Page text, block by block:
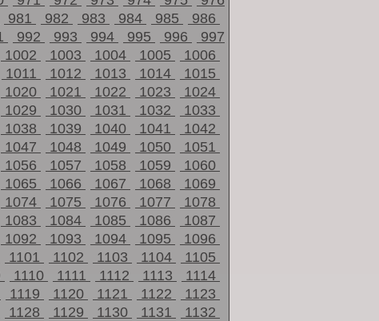
981 982 983 984 985
986
992 993 994 995 996
997
1002 1003 1004 1005
1006
1011 1012 1013 1014
1015
1020 1021 1022 1023
1024
1029 1030 1031 1032
1033
1038 1039 1040 1041
1042
1047 1048 1049 1050
1051
1056 1057 1058 1059
1060
1065 1066 1067 1068
1069
1074 1075 1076 1077
1078
1083 1084 1085 1086
1087
1092 1093 1094 1095
1096
1101 1102 1103 1104
1105
1110 1111 1112 1113
1114
1119 1120 1121 1122
1123
1128 1129 1130 1131
1132